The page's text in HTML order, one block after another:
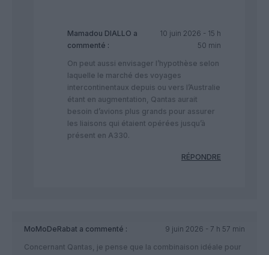
Mamadou DIALLO a
commenté :
10 juin 2026 - 15 h
50 min
On peut aussi envisager l’hypothèse selon
laquelle le marché des voyages
intercontinentaux depuis ou vers l’Australie
étant en augmentation, Qantas aurait
besoin d’avions plus grands pour assurer
les liaisons qui étaient opérées jusqu’à
présent en A330.
RÉPONDRE
MoMoDeRabat a commenté :
9 juin 2026 - 7 h 57 min
​Concernant Qantas, je pense que la combinaison idéale pour